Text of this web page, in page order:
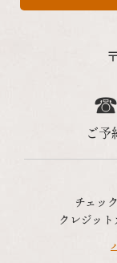
ご予
チェッ
クレジッ